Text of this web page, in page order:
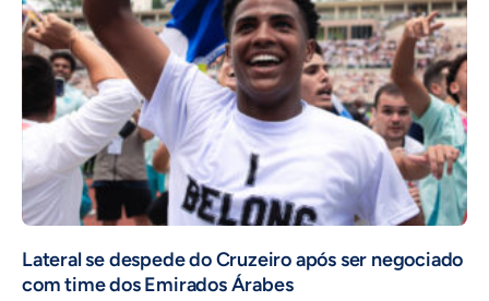
Lateral se despede do Cruzeiro após ser negociado
com time dos Emirados Árabes